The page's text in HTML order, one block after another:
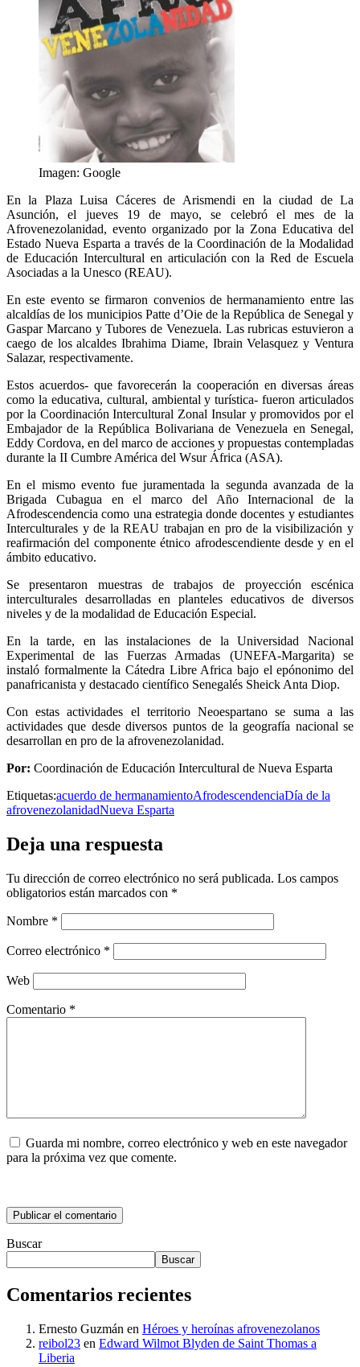
Imagen: Google
En la Plaza Luisa Cáceres de Arismendi en la ciudad de La
Asunción, el jueves 19 de mayo, se celebró el mes de la
Afrovenezolanidad, evento organizado por la Zona Educativa del
Estado Nueva Esparta a través de la Coordinación de la Modalidad
de Educación Intercultural en articulación con la Red de Escuela
Asociadas a la Unesco (REAU).
En este evento se firmaron convenios de hermanamiento entre las
alcaldías de los municipios Patte d’Oie de la República de Senegal y
Gaspar Marcano y Tubores de Venezuela. Las rubricas estuvieron a
caego de los alcaldes Ibrahima Diame, Ibrain Velasquez y Ventura
Salazar, respectivamente.
Estos acuerdos- que favorecerán la cooperación en diversas áreas
como la educativa, cultural, ambiental y turística- fueron articulados
por la Coordinación Intercultural Zonal Insular y promovidos por el
Embajador de la República Bolivariana de Venezuela en Senegal,
Eddy Cordova, en del marco de acciones y propuestas contempladas
durante la II Cumbre América del Wsur África (ASA).
En el mismo evento fue juramentada la segunda avanzada de la
Brigada Cubagua en el marco del Año Internacional de la
Afrodescendencia como una estrategia donde docentes y estudiantes
Interculturales y de la REAU trabajan en pro de la visibilización y
reafirmación del componente étnico afrodescendiente desde y en el
ámbito educativo.
Se presentaron muestras de trabajos de proyección escénica
interculturales desarrolladas en planteles educativos de diversos
niveles y de la modalidad de Educación Especial.
En la tarde, en las instalaciones de la Universidad Nacional
Experimental de las Fuerzas Armadas (UNEFA-Margarita) se
instaló formalmente la Cátedra Libre Africa bajo el epónonimo del
panafricanista y destacado científico Senegalés Sheick Anta Diop.
Con estas actividades el territorio Neoespartano se suma a las
actividades que desde diversos puntos de la geografía nacional se
desarrollan en pro de la afrovenezolanidad.
Por: Coordinación de Educación Intercultural de Nueva Esparta
Etiquetas:acuerdo de hermanamientoAfrodescendenciaDía de la
afrovenezolanidadNueva Esparta
Deja una respuesta
Tu dirección de correo electrónico no será publicada. Los campos
obligatorios están marcados con *
Nombre *
Correo electrónico *
Web
Comentario *
Guarda mi nombre, correo electrónico y web en este navegador
para la próxima vez que comente.
Buscar
Buscar
Comentarios recientes
Ernesto Guzmán en Héroes y heroínas afrovenezolanos
reibol23 en Edward Wilmot Blyden de Saint Thomas a
Liberia